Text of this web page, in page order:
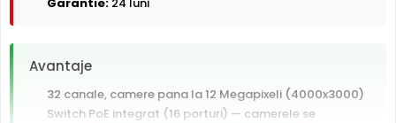
Avantaje
32 canale, camere pana la 12 Megapixeli (4000x3000)
Switch PoE integrat (16 porturi) — camerele se